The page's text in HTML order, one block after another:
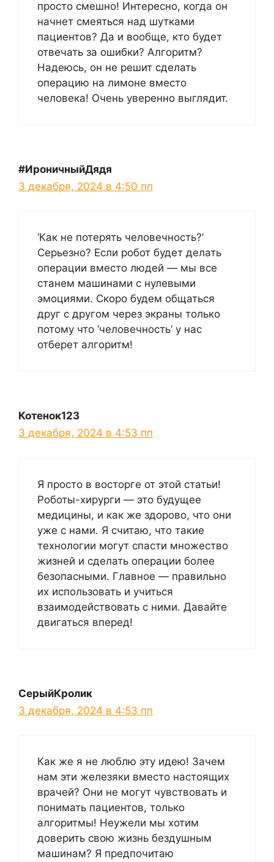
просто смешно! Интересно, когда он
начнет смеяться над шутками
пациентов? Да и вообще, кто будет
отвечать за ошибки? Алгоритм?
Надеюсь, он не решит сделать
операцию на лимоне вместо
человека! Очень уверенно выглядит.
#ИроничныйДядя
3 декабря, 2024 в 4:50 пп
‘Как не потерять человечность?’
Серьезно? Если робот будет делать
операции вместо людей — мы все
станем машинами с нулевыми
эмоциями. Скоро будем общаться
друг с другом через экраны только
потому что ‘человечность’ у нас
отберет алгоритм!
Котенок123
3 декабря, 2024 в 4:53 пп
Я просто в восторге от этой статьи!
Роботы-хирурги — это будущее
медицины, и как же здорово, что они
уже с нами. Я считаю, что такие
технологии могут спасти множество
жизней и сделать операции более
безопасными. Главное — правильно
их использовать и учиться
взаимодействовать с ними. Давайте
двигаться вперед!
СерыйКролик
3 декабря, 2024 в 4:53 пп
Как же я не люблю эту идею! Зачем
нам эти железяки вместо настоящих
врачей? Они не могут чувствовать и
понимать пациентов, только
алгоритмы! Неужели мы хотим
доверить свою жизнь бездушным
машинам? Я предпочитаю